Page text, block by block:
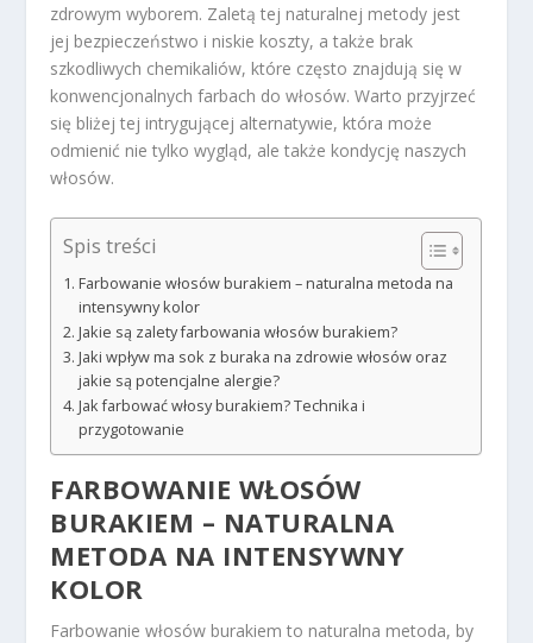
zdrowym wyborem. Zaletą tej naturalnej metody jest
jej bezpieczeństwo i niskie koszty, a także brak
szkodliwych chemikaliów, które często znajdują się w
konwencjonalnych farbach do włosów. Warto przyjrzeć
się bliżej tej intrygującej alternatywie, która może
odmienić nie tylko wygląd, ale także kondycję naszych
włosów.
Spis treści
Farbowanie włosów burakiem – naturalna metoda na
intensywny kolor
Jakie są zalety farbowania włosów burakiem?
Jaki wpływ ma sok z buraka na zdrowie włosów oraz
jakie są potencjalne alergie?
Jak farbować włosy burakiem? Technika i
przygotowanie
FARBOWANIE WŁOSÓW
BURAKIEM – NATURALNA
METODA NA INTENSYWNY
KOLOR
Farbowanie włosów burakiem to naturalna metoda, by